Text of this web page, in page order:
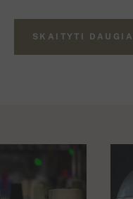
SKAITYTI